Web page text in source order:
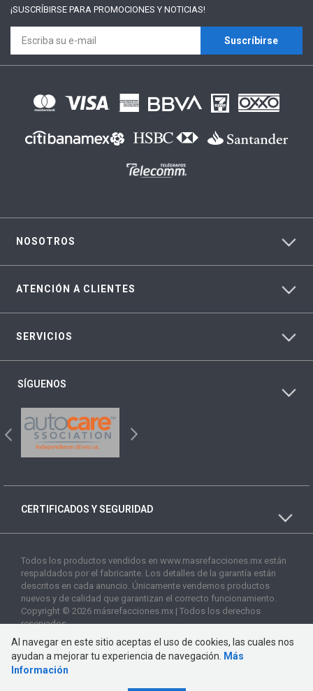
¡SUSCRÍBIRSE PARA PROMOCIONES Y NOTICIAS!
Suscríbirse
NOSOTROS
ATENCIÓN A CLIENTES
SERVICIOS
SÍGUENOS
CERTIFICADOS Y SEGURIDAD
Todos los productos vendidos en www.masrefacciones.mx están
respaldados por el fabricante. Los detalles de la garantía están
descritos en cada anuncio. Únicamente vendemos productos
nuevos y de calidad que garantizan el correcto funcionamiento.
Copyright © 2026 másrefacciones.mx | Todos los derechos
reservados
Al navegar en este sitio aceptas el uso de cookies, las cuales nos
ayudan a mejorar tu experiencia de navegación.
Más
Información